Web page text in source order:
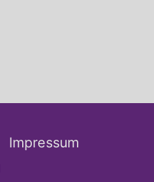
Impressum